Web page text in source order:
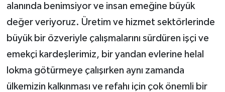
alanında benimsiyor ve insan emeğine büyük
değer veriyoruz. Üretim ve hizmet sektörlerinde
büyük bir özveriyle çalışmalarını sürdüren işçi ve
emekçi kardeşlerimiz, bir yandan evlerine helal
lokma götürmeye çalışırken aynı zamanda
ülkemizin kalkınması ve refahı için çok önemli bir